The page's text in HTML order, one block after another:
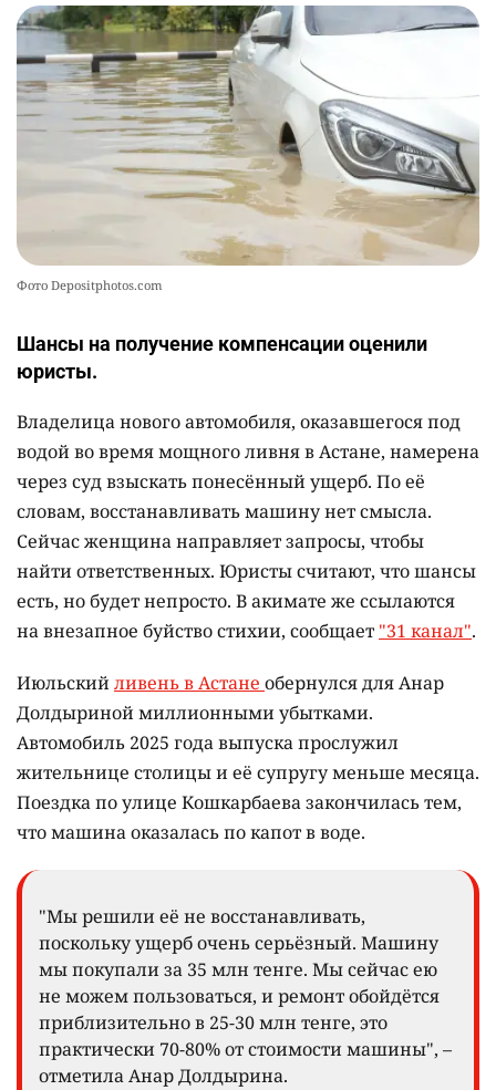
2332 1 22
Фото Depositphotos.com
Шансы на получение компенсации оценили
юристы.
Владелица нового автомобиля, оказавшегося под
водой во время мощного ливня в Астане, намерена
через суд взыскать понесённый ущерб. По её
словам, восстанавливать машину нет смысла.
Сейчас женщина направляет запросы, чтобы
найти ответственных. Юристы считают, что шансы
есть, но будет непросто. В акимате же ссылаются
на внезапное буйство стихии, сообщает "31 канал".
Июльскийливень в Астане обернулся для Анар
Долдыриной миллионными убытками.
Автомобиль 2025 года выпуска прослужил
жительнице столицы и её супругу меньше месяца.
Поездка по улице Кошкарбаева закончилась тем,
что машина оказалась по капот в воде.
"Мы решили её не восстанавливать,
поскольку ущерб очень серьёзный. Машину
мы покупали за 35 млн тенге. Мы сейчас ею
не можем пользоваться, и ремонт обойдётся
приблизительно в 25-30 млн тенге, это
практически 70-80% от стоимости машины", –
отметила Анар Долдырина.